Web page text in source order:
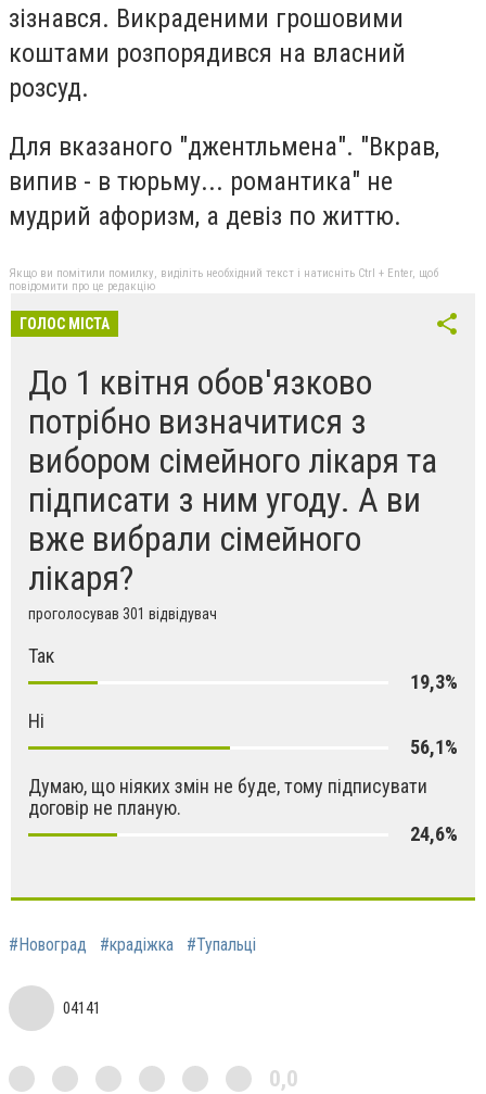
зізнався. Викраденими грошовими
коштами розпорядився на власний
розсуд.
Для вказаного "джентльмена". "Вкрав,
випив - в тюрьму... романтика" не
мудрий афоризм, а девіз по життю.
Якщо ви помітили помилку, виділіть необхідний текст і натисніть Ctrl + Enter, щоб
повідомити про це редакцію
ГОЛОС МІСТА
До 1 квітня обов'язково
потрібно визначитися з
вибором сімейного лікаря та
підписати з ним угоду. А ви
вже вибрали сімейного
лікаря?
проголосував 301 відвідувач
Так
19,3%
Ні
56,1%
Думаю, що ніяких змін не буде, тому підписувати
договір не планую.
24,6%
#Новоград #крадіжка #Тупальці
04141
0,0